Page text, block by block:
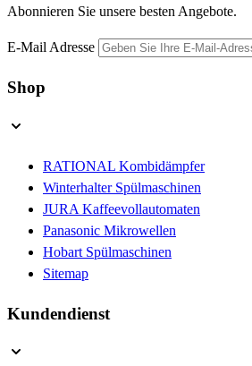
Abonnieren Sie unsere besten Angebote.
E-Mail Adresse
Shop
RATIONAL Kombidämpfer
Winterhalter Spülmaschinen
JURA Kaffeevollautomaten
Panasonic Mikrowellen
Hobart Spülmaschinen
Sitemap
Kundendienst